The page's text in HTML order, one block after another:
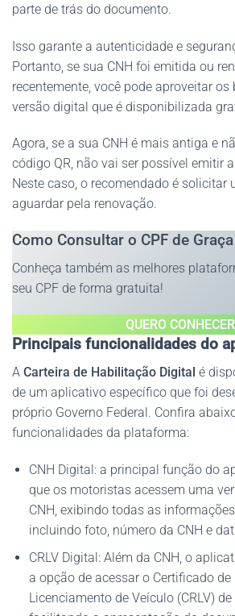
parte de trás do documento.
Isso garante a autenticidade e
Portanto, se sua CNH foi emitida ou
recentemente, você pode aproveitar os
versão digital que é disponibilizada
Agora, se a sua CNH é mais antiga e
código QR, não vai ser possível emitir
Neste caso, o recomendado é solicitar
aguardar pela renovação.
Como Consultar o CPF de Graça
Conheça também as melhores
seu CPF de forma gratuita!
QUERO CONHECER
Principais funcionalidades do
A Carteira de Habilitação Digital é
de um aplicativo específico que foi
próprio Governo Federal. Confira
funcionalidades da plataforma:
CNH Digital: a principal função do
que os motoristas acessem uma
CNH, exibindo todas as
incluindo foto, número da CNH e
CRLV Digital: Além da CNH, o
a opção de acessar o Certificado de
Licenciamento de Veículo (CRLV)